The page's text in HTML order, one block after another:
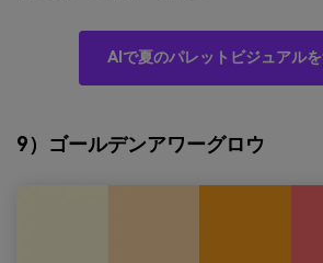
AIで夏のパレットビジュアル
9）ゴールデンアワーグロウ